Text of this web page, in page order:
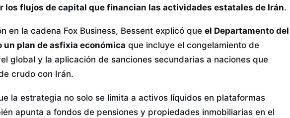
los flujos de capital que financian las actividades estatales de Irán.
en la cadena Fox Business, Bessent explicó que el Departamento del
un plan de asfixia económica que incluye el congelamiento de
global y la aplicación de sanciones secundarias a naciones que
crudo con Irán.
la estrategia no solo se limita a activos líquidos en plataformas
apunta a fondos de pensiones y propiedades inmobiliarias en el